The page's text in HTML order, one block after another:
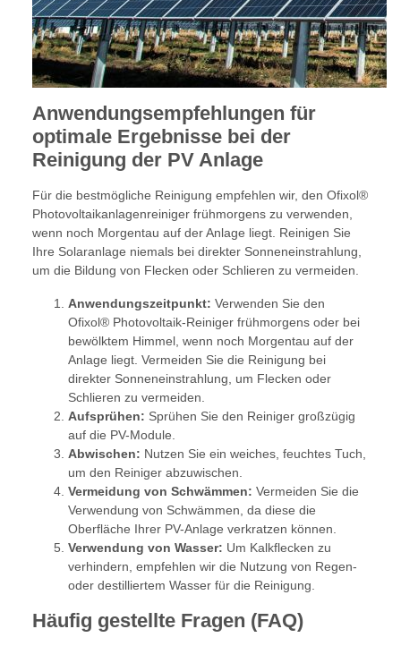
Anwendungsempfehlungen für
optimale Ergebnisse bei der
Reinigung der PV Anlage
Für die bestmögliche Reinigung empfehlen wir, den Ofixol®
Photovoltaikanlagenreiniger frühmorgens zu verwenden,
wenn noch Morgentau auf der Anlage liegt. Reinigen Sie
Ihre Solaranlage niemals bei direkter Sonneneinstrahlung,
um die Bildung von Flecken oder Schlieren zu vermeiden.
Anwendungszeitpunkt: Verwenden Sie den
Ofixol® Photovoltaik-Reiniger frühmorgens oder bei
bewölktem Himmel, wenn noch Morgentau auf der
Anlage liegt. Vermeiden Sie die Reinigung bei
direkter Sonneneinstrahlung, um Flecken oder
Schlieren zu vermeiden.
Aufsprühen: Sprühen Sie den Reiniger großzügig
auf die PV-Module.
Abwischen: Nutzen Sie ein weiches, feuchtes Tuch,
um den Reiniger abzuwischen.
Vermeidung von Schwämmen: Vermeiden Sie die
Verwendung von Schwämmen, da diese die
Oberfläche Ihrer PV-Anlage verkratzen können.
Verwendung von Wasser: Um Kalkflecken zu
verhindern, empfehlen wir die Nutzung von Regen-
oder destilliertem Wasser für die Reinigung.
Häufig gestellte Fragen (FAQ)